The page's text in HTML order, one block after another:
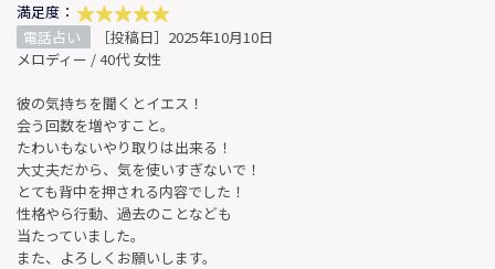
満足度：
電話占い
［投稿日］2025年10月10日
メロディー / 40代 女性
彼の気持ちを聞くとイエス！
会う回数を増やすこと。
たわいもないやり取りは出来る！
大丈夫だから、気を使いすぎないで！
とても背中を押される内容でした！
性格やら行動、過去のことなども
当たっていました。
また、よろしくお願いします。